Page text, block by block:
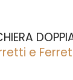
e